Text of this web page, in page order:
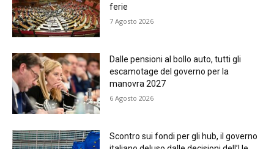
ferie
7 Agosto 2026
Dalle pensioni al bollo auto, tutti gli
escamotage del governo per la
manovra 2027
6 Agosto 2026
Scontro sui fondi per gli hub, il governo